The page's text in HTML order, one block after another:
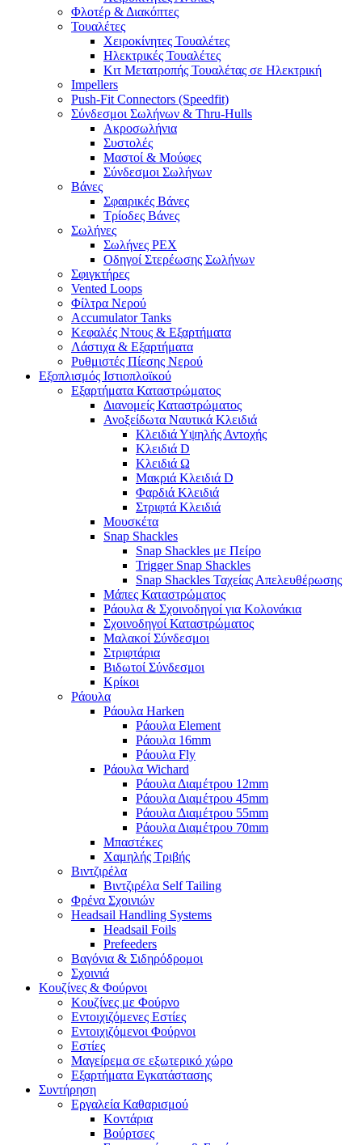
Φλοτέρ & Διακόπτες
Τουαλέτες
Χειροκίνητες Τουαλέτες
Ηλεκτρικές Τουαλέτες
Κιτ Μετατροπής Τουαλέτας σε Ηλεκτρική
Impellers
Push-Fit Connectors (Speedfit)
Σύνδεσμοι Σωλήνων & Thru-Hulls
Ακροσωλήνια
Συστολές
Μαστοί & Μούφες
Σύνδεσμοι Σωλήνων
Βάνες
Σφαιρικές Βάνες
Τρίοδες Βάνες
Σωλήνες
Σωλήνες PEX
Οδηγοί Στερέωσης Σωλήνων
Σφιγκτήρες
Vented Loops
Φίλτρα Νερού
Accumulator Tanks
Κεφαλές Ντους & Εξαρτήματα
Λάστιχα & Εξαρτήματα
Ρυθμιστές Πίεσης Νερού
Εξοπλισμός Ιστιοπλοϊκού
Εξαρτήματα Καταστρώματος
Διανομείς Καταστρώματος
Ανοξείδωτα Ναυτικά Κλειδιά
Κλειδιά Υψηλής Αντοχής
Κλειδιά D
Κλειδιά Ω
Μακριά Κλειδιά D
Φαρδιά Κλειδιά
Στριφτά Κλειδιά
Μουσκέτα
Snap Shackles
Snap Shackles με Πείρο
Trigger Snap Shackles
Snap Shackles Ταχείας Απελευθέρωσης
Μάπες Καταστρώματος
Ράουλα & Σχοινοδηγοί για Κολονάκια
Σχοινοδηγοί Καταστρώματος
Μαλακοί Σύνδεσμοι
Στριφτάρια
Βιδωτοί Σύνδεσμοι
Κρίκοι
Ράουλα
Ράουλα Harken
Ράουλα Element
Ράουλα 16mm
Ράουλα Fly
Ράουλα Wichard
Ράουλα Διαμέτρου 12mm
Ράουλα Διαμέτρου 45mm
Ράουλα Διαμέτρου 55mm
Ράουλα Διαμέτρου 70mm
Μπαστέκες
Χαμηλής Τριβής
Βιντζιρέλα
Βιντζιρέλα Self Tailing
Φρένα Σχοινιών
Headsail Handling Systems
Headsail Foils
Prefeeders
Βαγόνια & Σιδηρόδρομοι
Σχοινιά
Κουζίνες & Φούρνοι
Κουζίνες με Φούρνο
Εντοιχιζόμενες Εστίες
Εντοιχιζόμενοι Φούρνοι
Εστίες
Μαγείρεμα σε εξωτερικό χώρο
Εξαρτήματα Εγκατάστασης
Συντήρηση
Εργαλεία Καθαρισμού
Κοντάρια
Βούρτσες